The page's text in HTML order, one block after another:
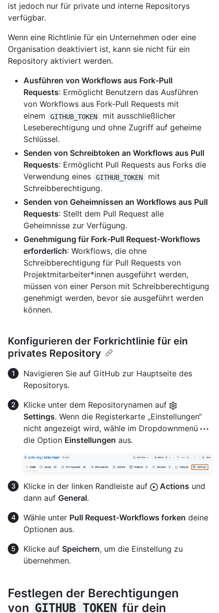
ist jedoch nur für private und interne Repositorys
verfügbar.
Wenn eine Richtlinie für ein Unternehmen oder eine
Organisation deaktiviert ist, kann sie nicht für ein
Repository aktiviert werden.
Ausführen von Workflows aus Fork-Pull
Requests: Ermöglicht Benutzern das Ausführen
von Workflows aus Fork-Pull Requests mit
einem
GITHUB_TOKEN
mit ausschließlicher
Leseberechtigung und ohne Zugriff auf geheime
Schlüssel.
Senden von Schreibtoken an Workflows aus Pull
Requests: Ermöglicht Pull Requests aus Forks die
Verwendung eines
GITHUB_TOKEN
mit
Schreibberechtigung.
Senden von Geheimnissen an Workflows aus Pull
Requests: Stellt dem Pull Request alle
Geheimnisse zur Verfügung.
Genehmigung für Fork-Pull Request-Workflows
erforderlich: Workflows, die ohne
Schreibberechtigung für Pull Requests von
Projektmitarbeiter*innen ausgeführt werden,
müssen von einer Person mit Schreibberechtigung
genehmigt werden, bevor sie ausgeführt werden
können.
Konfigurieren der Forkrichtlinie für ein
privates Repository
Navigieren Sie auf GitHub zur Hauptseite des
Repositorys.
Klicke unter dem Repositorynamen auf
Settings. Wenn die Registerkarte „Einstellungen“
nicht angezeigt wird, wähle im Dropdownmenü
die Option Einstellungen aus.
Klicke in der linken Randleiste auf Actions und
dann auf General.
Wähle unter Pull Request-Workflows forken deine
Optionen aus.
Klicke auf Speichern, um die Einstellung zu
übernehmen.
Festlegen der Berechtigungen
von GITHUB_TOKEN für dein